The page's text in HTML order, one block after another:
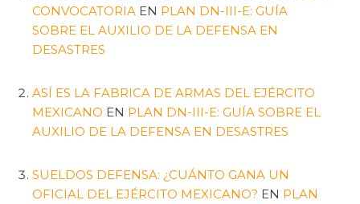
CONVOCATORIA EN PLAN DN-III-E: GUÍA
SOBRE EL AUXILIO DE LA DEFENSA EN
DESASTRES
ASÍ ES LA FABRICA DE ARMAS DEL EJÉRCITO
MEXICANO EN PLAN DN-III-E: GUÍA SOBRE EL
AUXILIO DE LA DEFENSA EN DESASTRES
SUELDOS DEFENSA: ¿CUÁNTO GANA UN
OFICIAL DEL EJÉRCITO MEXICANO? EN PLAN